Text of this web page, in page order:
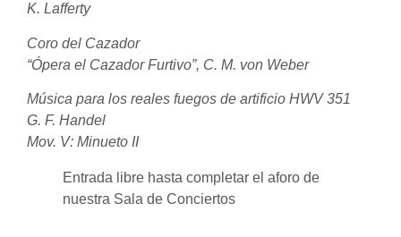
K. Lafferty
Coro del Cazador
“Ópera el Cazador Furtivo”, C. M. von Weber
Música para los reales fuegos de artificio HWV 351
G. F. Handel
Mov. V: Minueto II
Entrada libre hasta completar el aforo de
nuestra Sala de Conciertos